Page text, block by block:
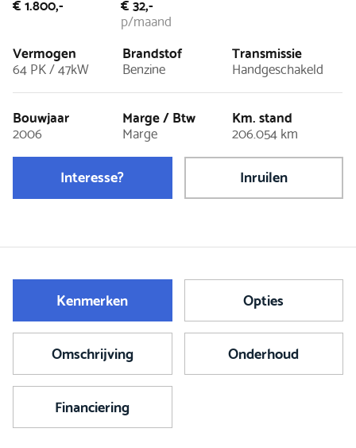
p/maand
Vermogen
64 PK / 47kW
Brandstof
Benzine
Transmissie
Handgeschakeld
Bouwjaar
2006
Marge / Btw
Marge
Km. stand
206.054 km
Interesse? Inruilen
Kenmerken Opties
Omschrijving Onderhoud
Financiering